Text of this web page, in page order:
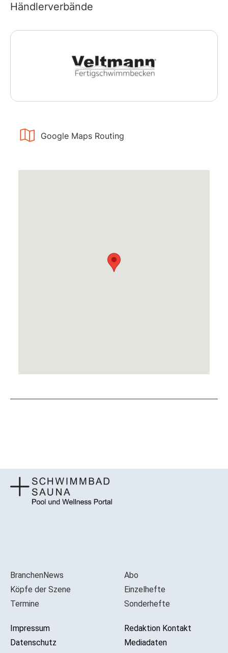
Händlerverbände
Google Maps Routing
BranchenNews
Köpfe der Szene
Termine
Impressum
Datenschutz
Abo
Einzelhefte
Sonderhefte
Redaktion Kontakt
Mediadaten